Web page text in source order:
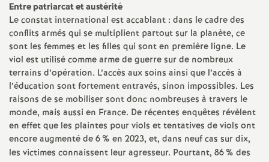
e
s
E
n
s
Entre patriarcat et austérité
Le constat international est accablant : dans le cadre des
conflits armés qui se multiplient partout sur la planète, ce
sont les femmes et les filles qui sont en première ligne. Le
viol est utilisé comme arme de guerre sur de nombreux
terrains d’opération. L’accès aux soins ainsi que l’accès à
l’éducation sont fortement entravés, sinon impossibles. Les
raisons de se mobiliser sont donc nombreuses à travers le
monde, mais aussi en France. De récentes enquêtes révèlent
en effet que les plaintes pour viols et tentatives de viols ont
encore augmenté de 6% en 2023, et, dans neuf cas sur dix,
les victimes connaissent leur agresseur. Pourtant, 86% des